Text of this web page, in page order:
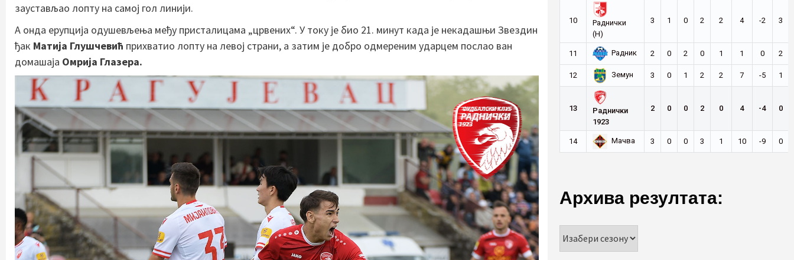
заустављао лопту на самој гол линији.
А онда ерупција одушевљења међу присталицама „црвених“. У току је био 21. минут када је некадашњи Звездин
ђак Матија Глушчевић прихватио лопту на левој страни, а затим је добро одмереним ударцем послао ван
домашаја Омрија Глазера.
10
Раднички
(Н)
3 1 0 2 2 4 -2 3
11 Радник 2 0 2 0 1 1 0 2
12 Земун 3 0 1 2 2 7 -5 1
13
Раднички
1923
2 0 0 2 0 4 -4 0
14 Мачва 3 0 0 3 1 10 -9 0
Архива резултата: